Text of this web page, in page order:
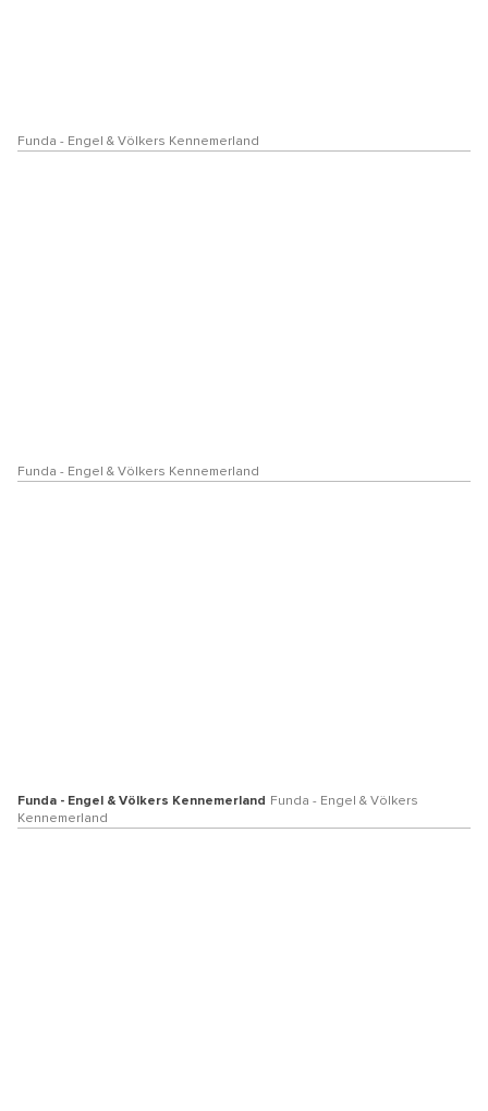
Funda - Engel & Völkers Kennemerland
Funda - Engel & Völkers Kennemerland
Funda - Engel & Völkers Kennemerland
Funda - Engel & Völkers
Kennemerland